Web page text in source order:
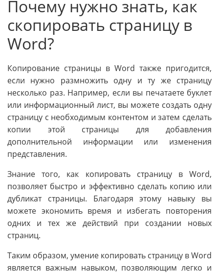
Почему нужно знать, как
скопировать страницу в
Word?
Копирование страницы в Word также пригодится,
если нужно размножить одну и ту же страницу
несколько раз. Например, если вы печатаете буклет
или информационный лист, вы можете создать одну
страницу с необходимым контентом и затем сделать
копии этой страницы для добавления
дополнительной информации или изменения
представления.
Знание того, как копировать страницу в Word,
позволяет быстро и эффективно сделать копию или
дубликат страницы. Благодаря этому навыку вы
можете экономить время и избегать повторения
одних и тех же действий при создании новых
страниц.
Таким образом, умение копировать страницу в Word
является важным навыком, позволяющим легко и